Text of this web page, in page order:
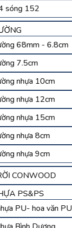
sóng 152
68mm - 6.8cm
7.5cm
nhựa 10cm
nhựa 12cm
nhựa 15cm
nhựa 8cm
nhựa 9cm
CONWOOD
PS&PS
PU- hoa văn PU